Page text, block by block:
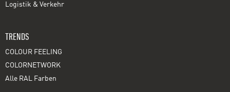
Logistik & Verkehr
TRENDS
COLOUR FEELING
COLORNETWORK
Alle RAL Farben